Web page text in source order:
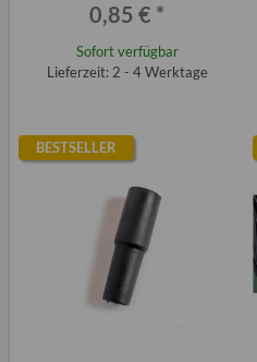
0,85 € *
Sofort verfügbar
Lieferzeit: 2 - 4 Werktage
BESTSELLER